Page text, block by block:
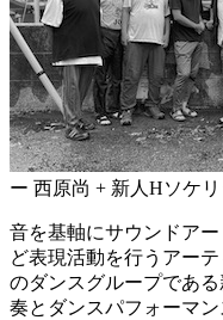
ー 西原尚 + 新人Hソケ
音を基軸にサウンドア
ど表現活動を行うアー
のダンスグループであ
奏とダンスパフォーマン